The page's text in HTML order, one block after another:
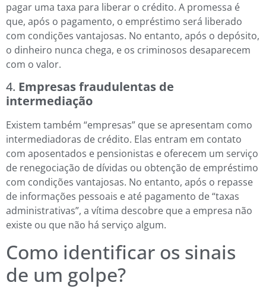
pagar uma taxa para liberar o crédito. A promessa é
que, após o pagamento, o empréstimo será liberado
com condições vantajosas. No entanto, após o depósito,
o dinheiro nunca chega, e os criminosos desaparecem
com o valor.
4. Empresas fraudulentas de
intermediação
Existem também “empresas” que se apresentam como
intermediadoras de crédito. Elas entram em contato
com aposentados e pensionistas e oferecem um serviço
de renegociação de dívidas ou obtenção de empréstimo
com condições vantajosas. No entanto, após o repasse
de informações pessoais e até pagamento de “taxas
administrativas”, a vítima descobre que a empresa não
existe ou que não há serviço algum.
Como identificar os sinais
de um golpe?